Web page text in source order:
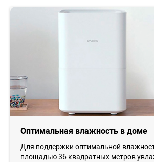
Оптимальная влажность в доме
Для поддержки оптимальной
площадью 36 квадратных метров